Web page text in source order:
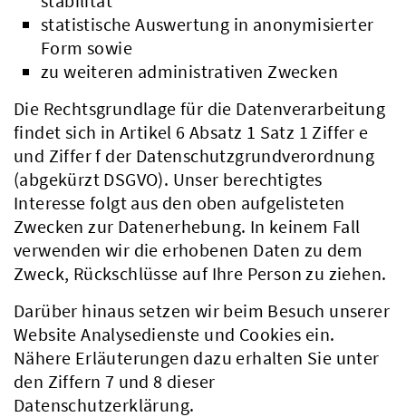
statistische Auswertung in anonymisierter
Form sowie
zu weiteren administrativen Zwecken
Die Rechtsgrundlage für die Datenverarbeitung
findet sich in Artikel 6 Absatz 1 Satz 1 Ziffer e
und Ziffer f der Datenschutzgrundverordnung
(abgekürzt DSGVO). Unser berechtigtes
Interesse folgt aus den oben aufgelisteten
Zwecken zur Datenerhebung. In keinem Fall
verwenden wir die erhobenen Daten zu dem
Zweck, Rückschlüsse auf Ihre Person zu ziehen.
Darüber hinaus setzen wir beim Besuch unserer
Website Analysedienste und Cookies ein.
Nähere Erläuterungen dazu erhalten Sie unter
den Ziffern 7 und 8 dieser
Datenschutzerklärung.